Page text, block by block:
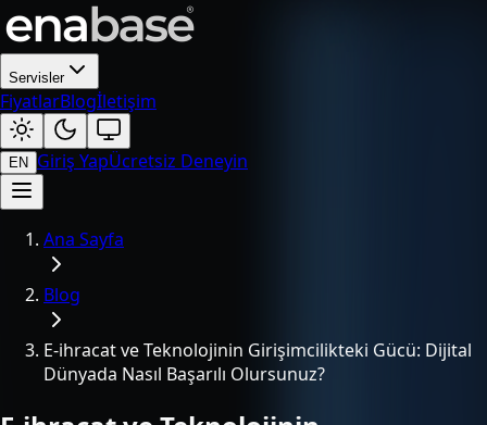
Servisler
FiyatlarBlogİletişim
EN Giriş YapÜcretsiz Deneyin
Ana Sayfa
Blog
E-ihracat ve Teknolojinin Girişimcilikteki Gücü: Dijital
Dünyada Nasıl Başarılı Olursunuz?